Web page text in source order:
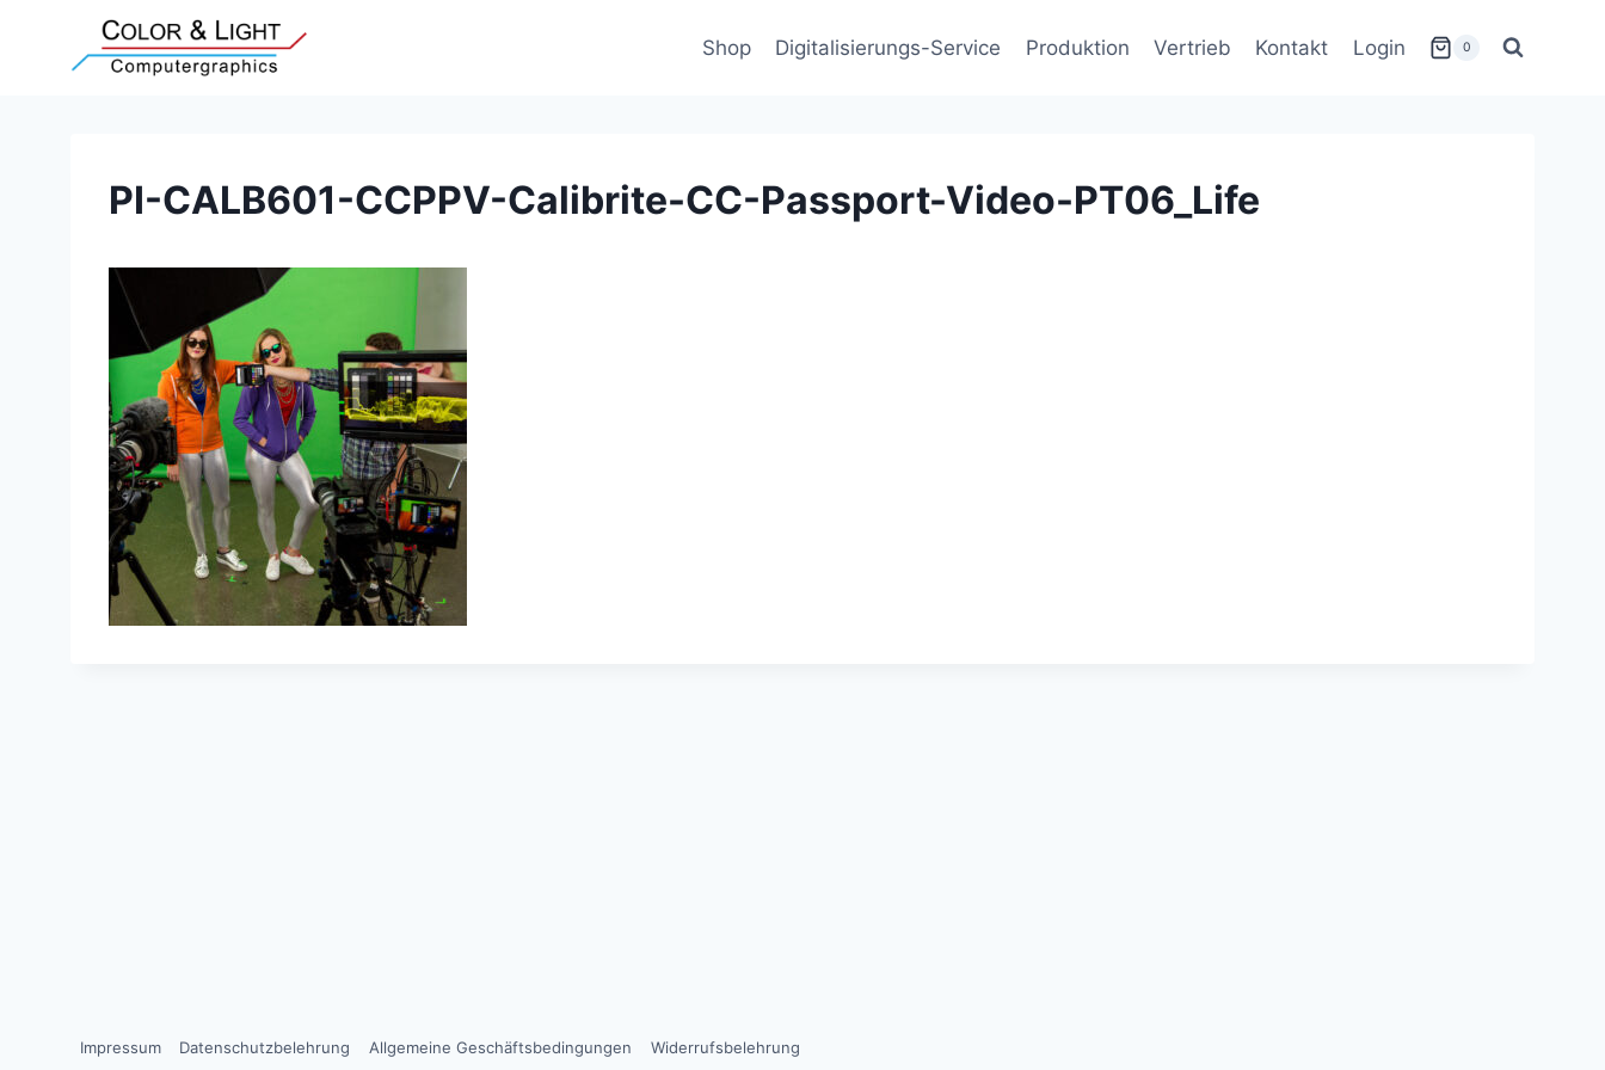
springen
Shop Digitalisierungs-Service Produktion Vertrieb Kontakt Login 0
PI-CALB601-CCPPV-Calibrite-CC-Passport-Video-PT06_Life
Impressum Datenschutzbelehrung Allgemeine Geschäftsbedingungen Widerrufsbelehrung